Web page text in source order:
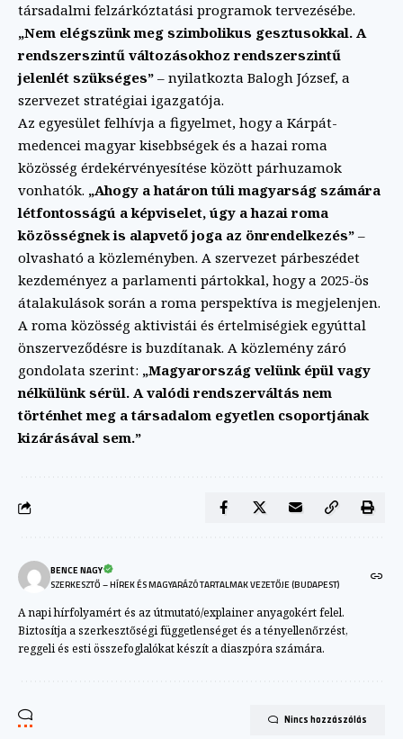
társadalmi felzárkóztatási programok tervezésébe.
„Nem elégszünk meg szimbolikus gesztusokkal. A
rendszerszintű változásokhoz rendszerszintű
jelenlét szükséges” – nyilatkozta Balogh József, a
szervezet stratégiai igazgatója.
Az egyesület felhívja a figyelmet, hogy a Kárpát-
medencei magyar kisebbségek és a hazai roma
közösség érdekérvényesítése között párhuzamok
vonhatók. „Ahogy a határon túli magyarság számára
létfontosságú a képviselet, úgy a hazai roma
közösségnek is alapvető joga az önrendelkezés” –
olvasható a közleményben. A szervezet párbeszédet
kezdeményez a parlamenti pártokkal, hogy a 2025-ös
átalakulások során a roma perspektíva is megjelenjen.
A roma közösség aktivistái és értelmiségiek egyúttal
önszerveződésre is buzdítanak. A közlemény záró
gondolata szerint: „Magyarország velünk épül vagy
nélkülünk sérül. A valódi rendszerváltás nem
történhet meg a társadalom egyetlen csoportjának
kizárásával sem.”
BENCE NAGY
SZERKESZTŐ – HÍREK ÉS MAGYARÁZÓ TARTALMAK VEZETŐJE (BUDAPEST)
A napi hírfolyamért és az útmutató/explainer anyagokért felel.
Biztosítja a szerkesztőségi függetlenséget és a tényellenőrzést,
reggeli és esti összefoglalókat készít a diaszpóra számára.
Nincs hozzászólás